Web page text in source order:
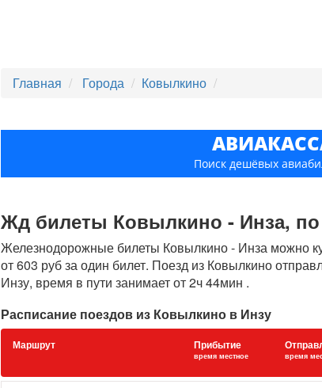
Главная Города Ковылкино
Поиск дешёвых
Жд билеты Ковылкино - Инза, по
Железнодорожные билеты Ковылкино - Инза можно
от 603 руб за один билет. Поезд из Ковылкино
Инзу, время в пути занимает от 2ч 44мин .
Расписание поездов из Ковылкино в Инзу
Маршрут Прибытие
время местное время